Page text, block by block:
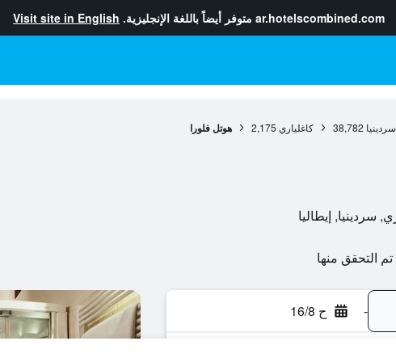
ar.hotelscombined.com متوفر أيضاً باللغة الإنجليزية. Visit site in English
سردينيا 38,782 كاغلياري 2,175 هوتل فلورا
- ح 16/8